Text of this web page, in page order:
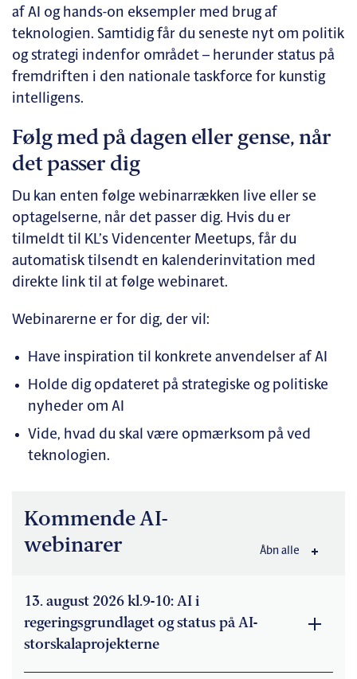
af AI og hands-on eksempler med brug af
teknologien. Samtidig får du seneste nyt om politik
og strategi indenfor området – herunder status på
fremdriften i den nationale taskforce for kunstig
intelligens.
Følg med på dagen eller gense, når
det passer dig
Du kan enten følge webinarrækken live eller se
optagelserne, når det passer dig. Hvis du er
tilmeldt til KL’s Videncenter Meetups, får du
automatisk tilsendt en kalenderinvitation med
direkte link til at følge webinaret.
Webinarerne er for dig, der vil:
Have inspiration til konkrete anvendelser af AI
Holde dig opdateret på strategiske og politiske
nyheder om AI
Vide, hvad du skal være opmærksom på ved
teknologien.
Kommende AI-
webinarer
Åbn alle
13. august 2026 kl.9-10: AI i
regeringsgrundlaget og status på AI-
storskalaprojekterne